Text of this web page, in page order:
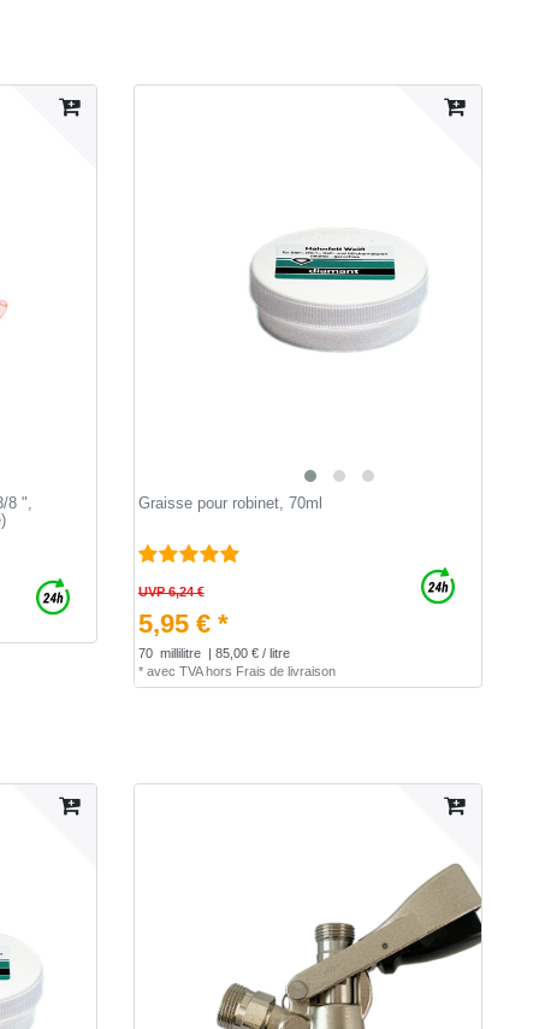
8 ",
Graisse pour robinet, 70ml
UVP 6,24 €
5,95 € *
70 millilitre
| 85,00 € / litre
* avec TVAhors Frais de livraison